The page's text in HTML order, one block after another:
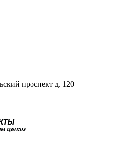
проспект д. 120